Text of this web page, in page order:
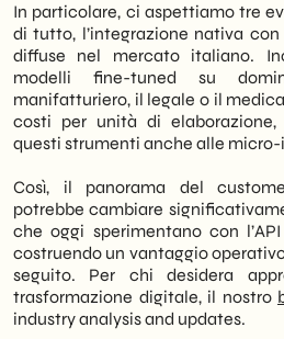
In particolare, ci aspettiamo tre
di tutto, l’integrazione nativa
diffuse nel mercato italiano.
modelli fine-tuned su
manifatturiero, il legale o il
costi per unità di elaborazione,
questi strumenti anche alle micro-
Così, il panorama del
potrebbe cambiare
che oggi sperimentano con
costruendo un vantaggio
seguito. Per chi desidera
trasformazione digitale, il nostro
industry analysis and updates.